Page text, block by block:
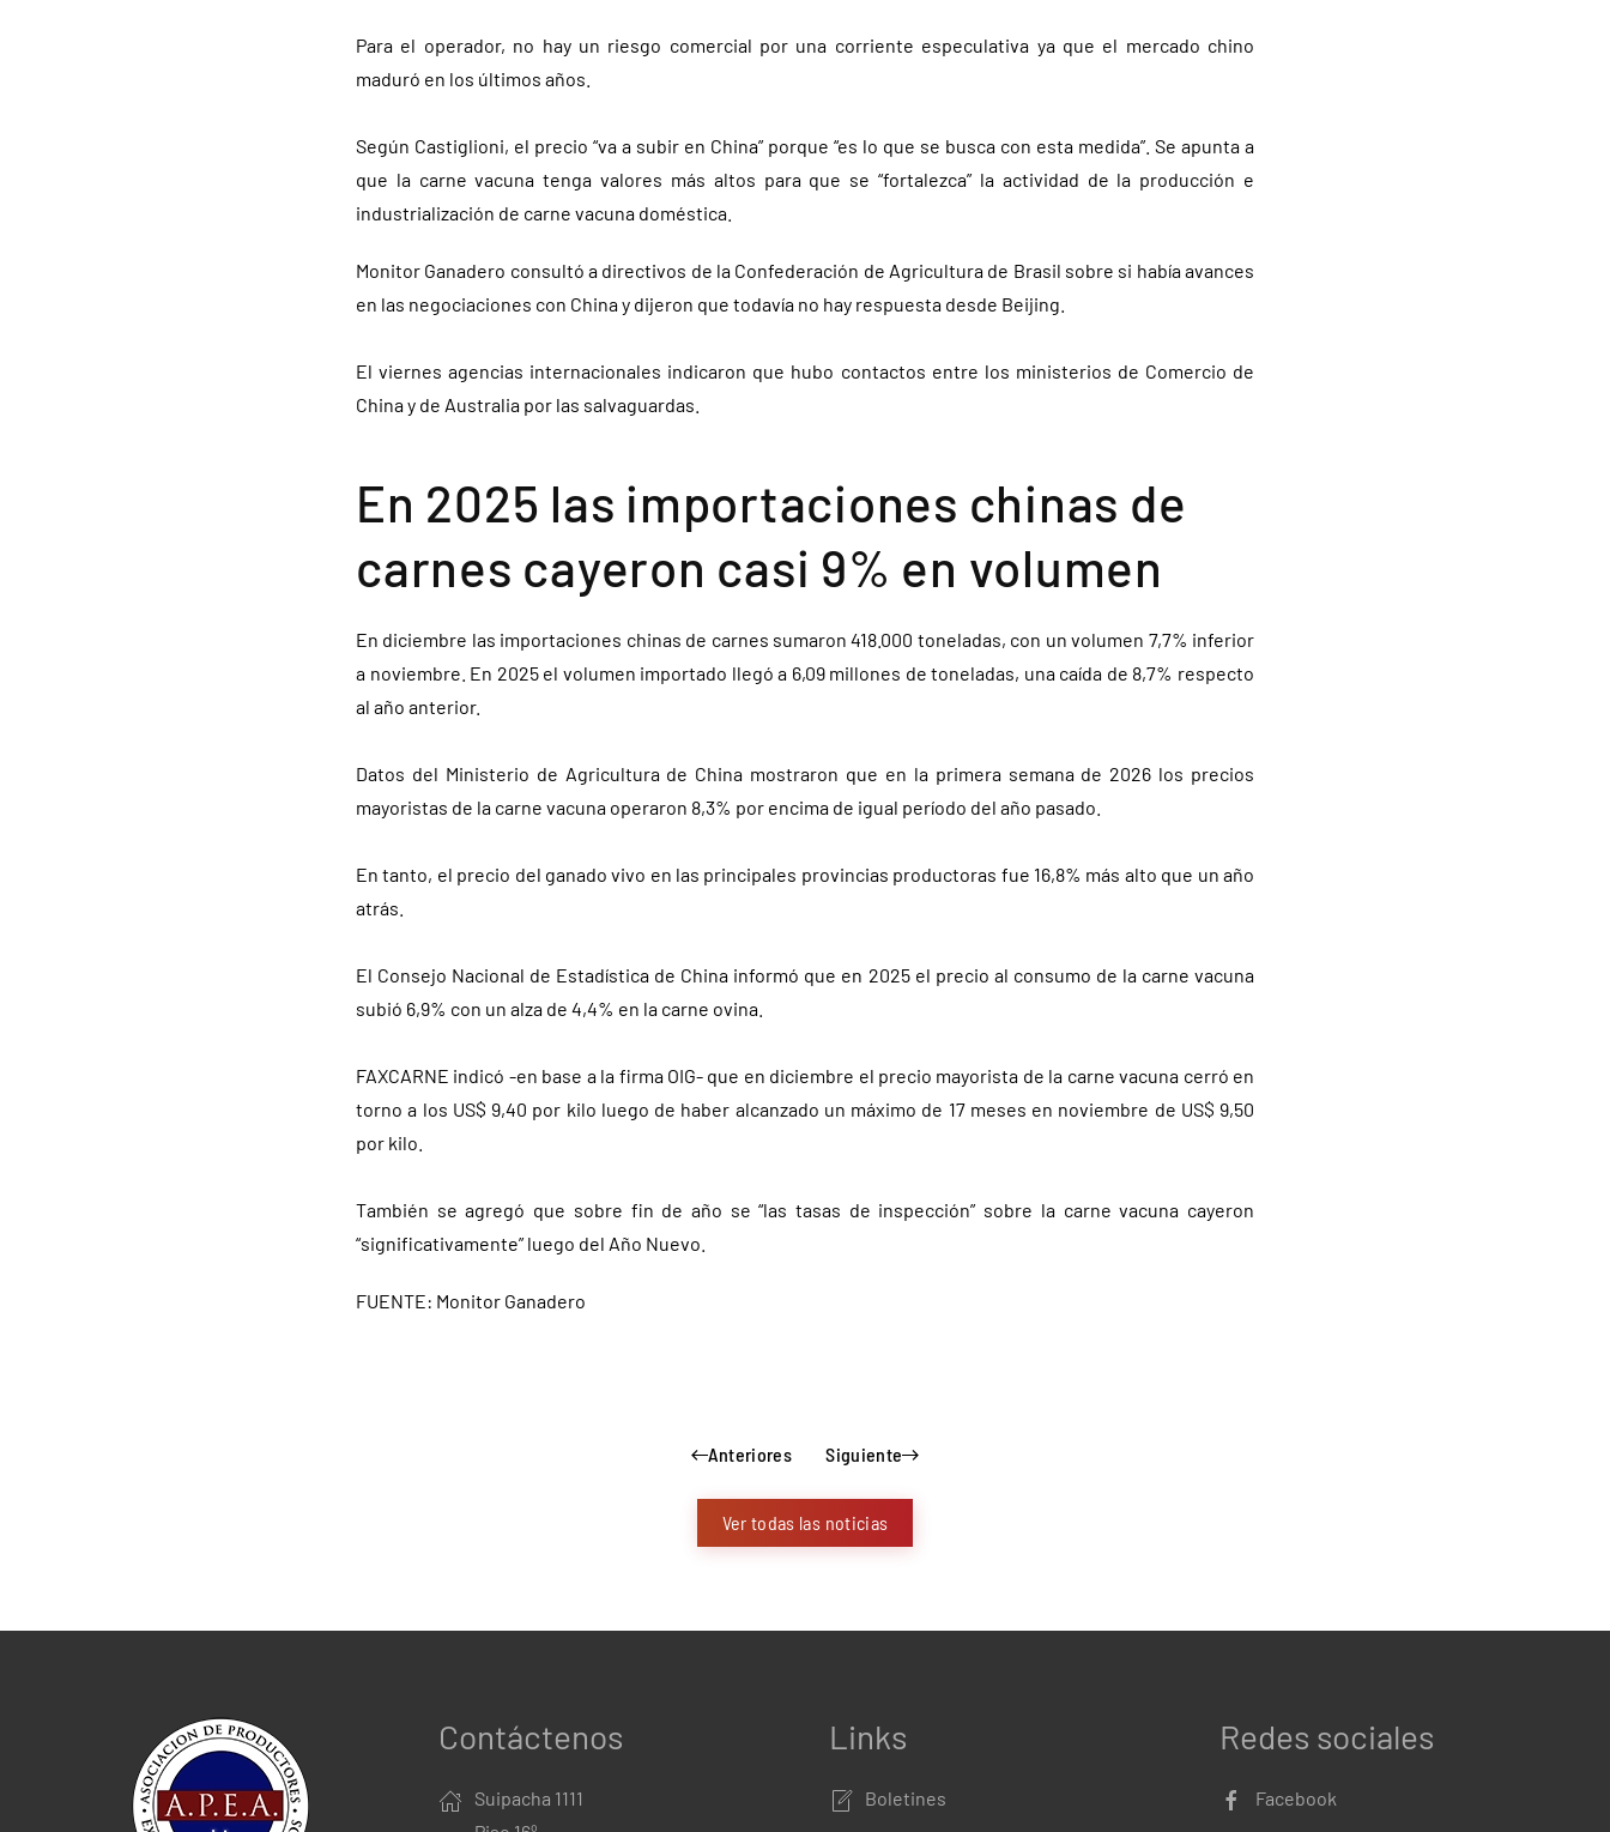
Para el operador, no hay un riesgo comercial por una corriente especulativa ya que el mercado chino
maduró en los últimos años.
Según Castiglioni, el precio “va a subir en China” porque “es lo que se busca con esta medida”. Se apunta a
que la carne vacuna tenga valores más altos para que se “fortalezca” la actividad de la producción e
industrialización de carne vacuna doméstica.
Monitor Ganadero consultó a directivos de la Confederación de Agricultura de Brasil sobre si había avances
en las negociaciones con China y dijeron que todavía no hay respuesta desde Beijing.
El viernes agencias internacionales indicaron que hubo contactos entre los ministerios de Comercio de
China y de Australia por las salvaguardas.
En 2025 las importaciones chinas de
carnes cayeron casi 9% en volumen
En diciembre las importaciones chinas de carnes sumaron 418.000 toneladas, con un volumen 7,7% inferior
a noviembre. En 2025 el volumen importado llegó a 6,09 millones de toneladas, una caída de 8,7% respecto
al año anterior.
Datos del Ministerio de Agricultura de China mostraron que en la primera semana de 2026 los precios
mayoristas de la carne vacuna operaron 8,3% por encima de igual período del año pasado.
En tanto, el precio del ganado vivo en las principales provincias productoras fue 16,8% más alto que un año
atrás.
El Consejo Nacional de Estadística de China informó que en 2025 el precio al consumo de la carne vacuna
subió 6,9% con un alza de 4,4% en la carne ovina.
FAXCARNE indicó -en base a la firma OIG- que en diciembre el precio mayorista de la carne vacuna cerró en
torno a los US$ 9,40 por kilo luego de haber alcanzado un máximo de 17 meses en noviembre de US$ 9,50
por kilo.
También se agregó que sobre fin de año se “las tasas de inspección” sobre la carne vacuna cayeron
“significativamente” luego del Año Nuevo.
FUENTE: Monitor Ganadero
Anteriores Siguiente
Ver todas las noticias
Contáctenos
Suipacha 1111
Links
Boletines
Redes sociales
Facebook